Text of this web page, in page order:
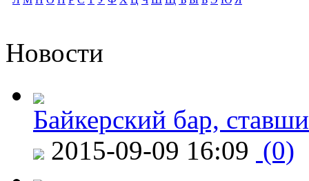
Новости
Байкерский бар,
2015-09-09 16:09 (0)